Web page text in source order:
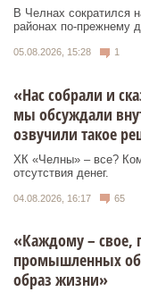
В Челнах сократился
районах по-прежнему
05.08.2026, 15:28 1
«Нас собрали и
мы обсуждали
озвучили такое
ХК «Челны» – все?
отсутствия денег.
04.08.2026, 16:17 65
«Каждому – свое,
промышленных
образ жизни»